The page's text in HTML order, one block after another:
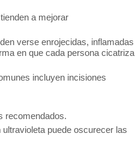
a mejorar
verse enrojecidas, inflamadas
en que cada persona cicatriza
incluyen incisiones
recomendados.
puede oscurecer las